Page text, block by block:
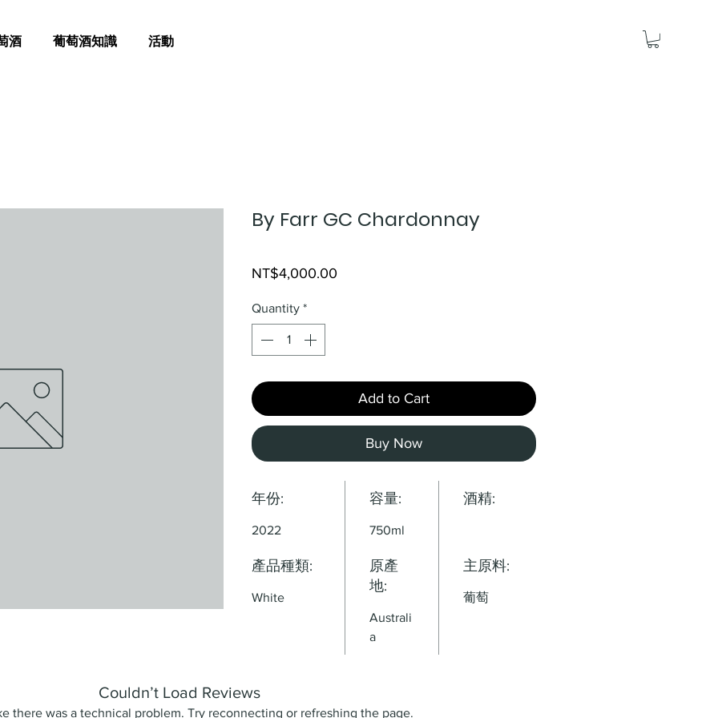
酒 葡萄酒知識 活動
By Farr GC Chardonnay
NT$4,000.00
Quantity *
Add to Cart
Buy Now
年份:
2022
容量:
750ml
酒精:
產品種類:
White
原產
地:
Australi
a
主原料:
葡萄
Couldn’t Load Reviews
there was a technical problem. Try reconnecting or refreshing the page.